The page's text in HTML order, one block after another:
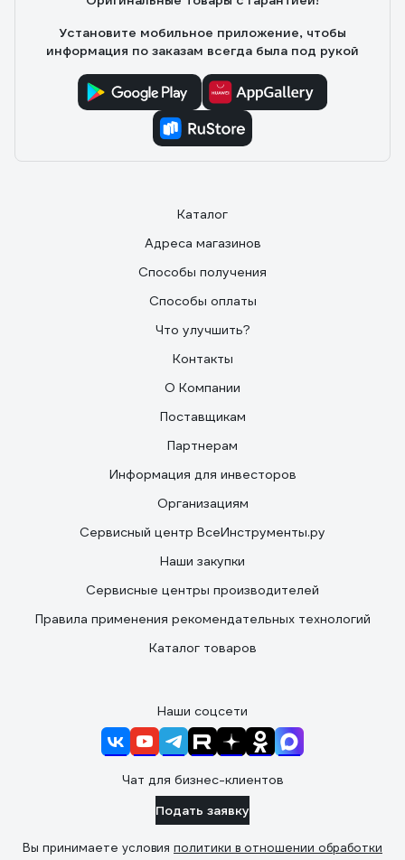
Установите мобильное приложение, чтобы
информация по заказам всегда была под рукой
Каталог
Адреса магазинов
Способы получения
Способы оплаты
Что улучшить?
Контакты
О Компании
Поставщикам
Партнерам
Информация для инвесторов
Организациям
Сервисный центр ВсеИнструменты.ру
Наши закупки
Сервисные центры производителей
Правила применения рекомендательных технологий
Каталог товаров
Наши соцсети
Чат для бизнес-клиентов
Подать заявку
Вы принимаете условия политики в отношении обработки